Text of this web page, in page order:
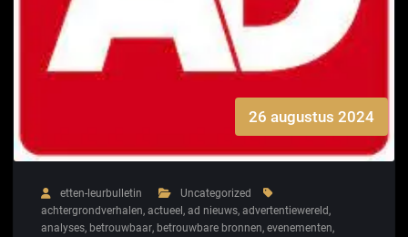
26 augustus 2024
etten-leurbulletin
Uncategorized
achtergrondverhalen, actueel, ad nieuws, advertentiewereld,
analyses, betrouwbaar, betrouwbare bronnen, evenementen,